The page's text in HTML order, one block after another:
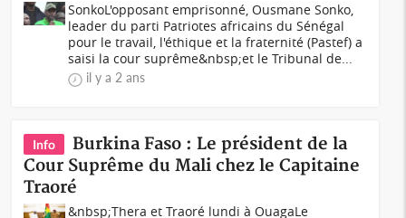
SonkoL'opposant emprisonné, Ousmane Sonko,
leader du parti Patriotes africains du Sénégal
pour le travail, l'éthique et la fraternité (Pastef) a
saisi la cour suprême&nbsp;et le Tribunal de...
il y a 2 ans
Info
Burkina Faso : Le président de la
Cour Suprême du Mali chez le Capitaine
Traoré
&nbsp;Thera et Traoré lundi à OuagaLe